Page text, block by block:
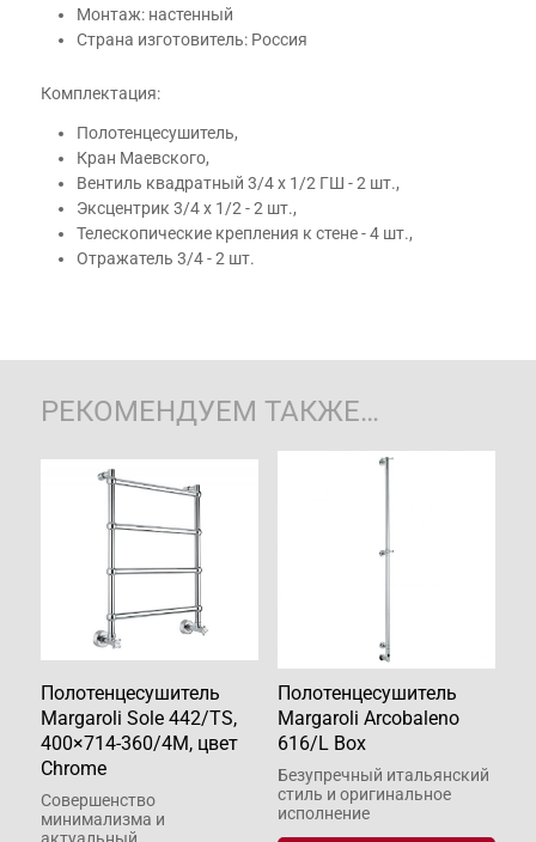
Монтаж: настенный
Страна изготовитель: Россия
Комплектация:
Полотенцесушитель,
Кран Маевского,
Вентиль квадратный 3/4 х 1/2 ГШ - 2 шт.,
Эксцентрик 3/4 х 1/2 - 2 шт.,
Телескопические крепления к стене - 4 шт.,
Отражатель 3/4 - 2 шт.
РЕКОМЕНДУЕМ ТАКЖЕ…
Полотенцесушитель
Margaroli Sole 442/TS,
400×714-360/4M, цвет
Chrome
Совершенство
минимализма и
Полотенцесушитель
Margaroli Arcobaleno
616/L Box
Безупречный итальянский
стиль и оригинальное
исполнение